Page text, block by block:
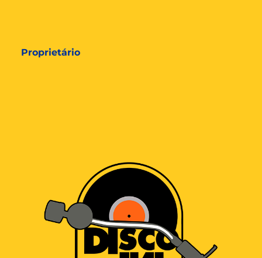
Proprietário